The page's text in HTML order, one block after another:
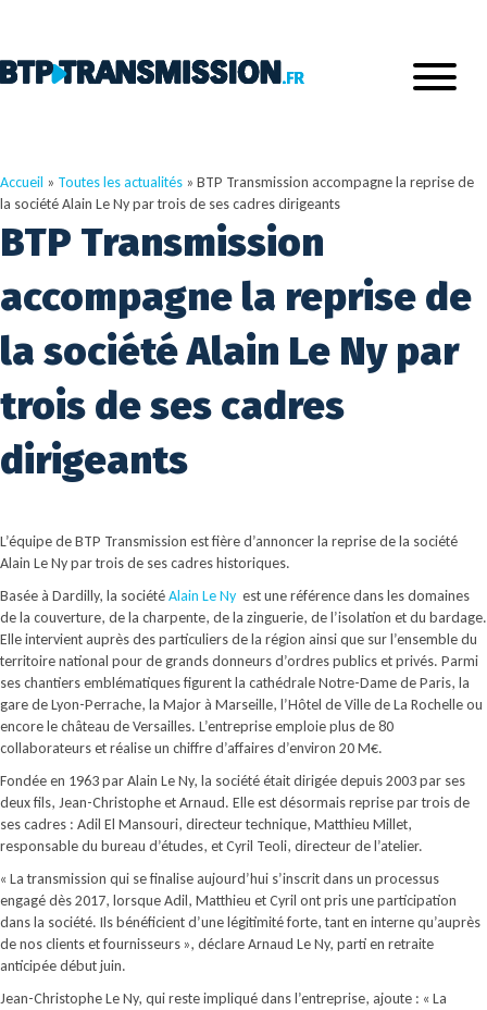
Accueil » Toutes les actualités » BTP Transmission accompagne la reprise de
la société Alain Le Ny par trois de ses cadres dirigeants
BTP Transmission
accompagne la reprise de
la société Alain Le Ny par
trois de ses cadres
dirigeants
L’équipe de BTP Transmission est fière d’annoncer la reprise de la société
Alain Le Ny par trois de ses cadres historiques.
Basée à Dardilly, la sociétéAlain Le Ny est une référence dans les domaines
de la couverture, de la charpente, de la zinguerie, de l’isolation et du bardage.
Elle intervient auprès des particuliers de la région ainsi que sur l’ensemble du
territoire national pour de grands donneurs d’ordres publics et privés. Parmi
ses chantiers emblématiques figurent la cathédrale Notre-Dame de Paris, la
gare de Lyon-Perrache, la Major à Marseille, l’Hôtel de Ville de La Rochelle ou
encore le château de Versailles. L’entreprise emploie plus de 80
collaborateurs et réalise un chiffre d’affaires d’environ 20 M€.
Fondée en 1963 par Alain Le Ny, la société était dirigée depuis 2003 par ses
deux fils, Jean-Christophe et Arnaud. Elle est désormais reprise par trois de
ses cadres : Adil El Mansouri, directeur technique, Matthieu Millet,
responsable du bureau d’études, et Cyril Teoli, directeur de l’atelier.
« La transmission qui se finalise aujourd’hui s’inscrit dans un processus
engagé dès 2017, lorsque Adil, Matthieu et Cyril ont pris une participation
dans la société. Ils bénéficient d’une légitimité forte, tant en interne qu’auprès
de nos clients et fournisseurs », déclare Arnaud Le Ny, parti en retraite
anticipée début juin.
Jean-Christophe Le Ny, qui reste impliqué dans l’entreprise, ajoute : « La